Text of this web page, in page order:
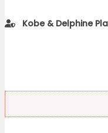
Kobe & Delphine